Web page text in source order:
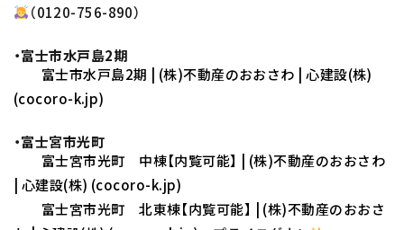
（0120-756-890）
・富士市水戸島2期
富士市水戸島2期 | (株)不動産のおおさわ | 心建設(株)
(cocoro-k.jp)
・富士宮市光町
富士宮市光町 中棟【内覧可能】 | (株)不動産のおおさわ
| 心建設(株) (cocoro-k.jp)
富士宮市光町 北東棟【内覧可能】 | (株)不動産のおおさ